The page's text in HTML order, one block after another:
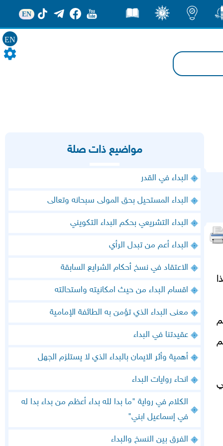
EN
EN
في
مواضيع ذات صلة
البداء في القدر
البداء المستحيل بحق المولى سبحانه وتعالى
البداء التشريعي بحكم البداء التكويني
البداء أعم من تبدل الرأي
الاعتقاد في نسخ أحكام الشرايع السابقة
اقسام البداء من حيث امكانيته واستحالته
معنى البداء الذي تؤمن به الطائفة الإمامية
عقيدتنا في البداء
أهمية وأثر الايمان بالبداء الذي لا يستلزم الجهل
انحاء روايات البداء
الكلام في رواية "ما بدا لله بداء أعظم من بداء بدا له
في إسماعيل ابني"
الفرق بين النسخ والبداء